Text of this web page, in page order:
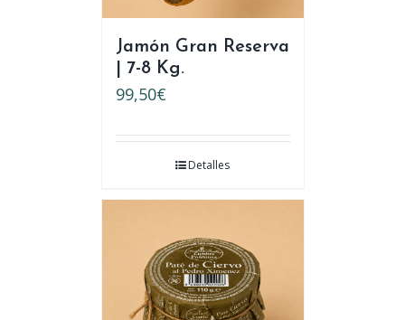
Jamón Gran Reserva
| 7-8 Kg.
99,50€
Detalles